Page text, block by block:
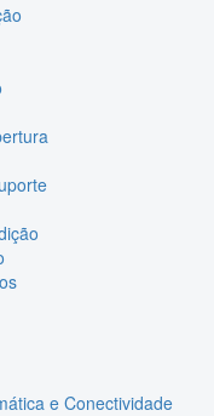
e Conectividade